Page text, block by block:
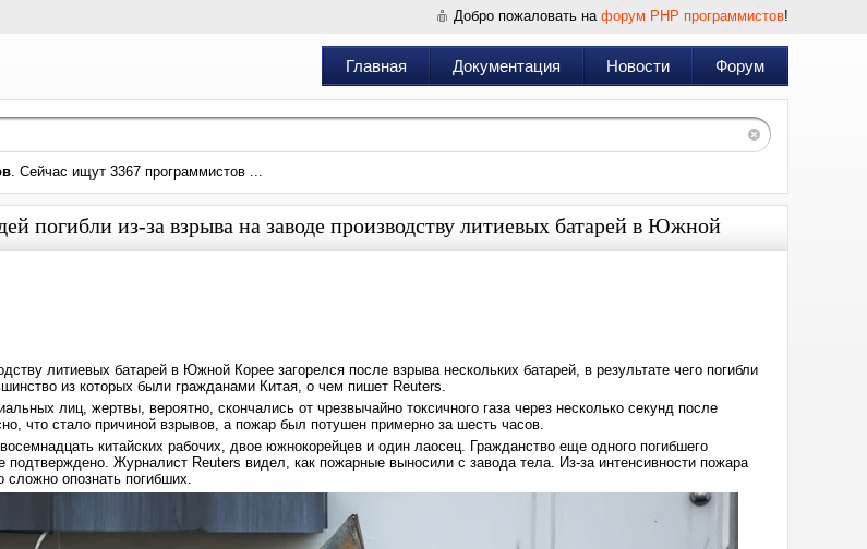
Добро пожаловать на форум PHP программистов!
Главная Документация Новости Форум
. Сейчас ищут 3367 программистов ...
погибли из-за взрыва на заводе производству литиевых батарей в Южной
литиевых батарей в Южной Корее загорелся после взрыва нескольких батарей, в результате чего погибли
из которых были гражданами Китая, о чем пишет Reuters.
лиц, жертвы, вероятно, скончались от чрезвычайно токсичного газа через несколько секунд после
что стало причиной взрывов, а пожар был потушен примерно за шесть часов.
китайских рабочих, двое южнокорейцев и один лаосец. Гражданство еще одного погибшего
подтверждено. Журналист Reuters видел, как пожарные выносили с завода тела. Из-за интенсивности пожара
сложно опознать погибших.